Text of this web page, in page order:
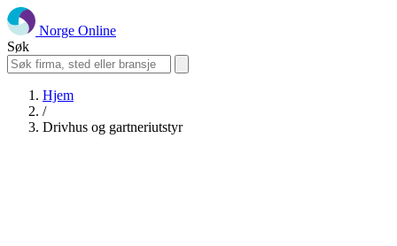
Norge Online
Søk
Hjem
/
Drivhus og gartneriutstyr